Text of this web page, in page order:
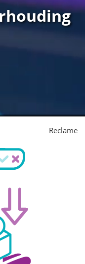
Reclame